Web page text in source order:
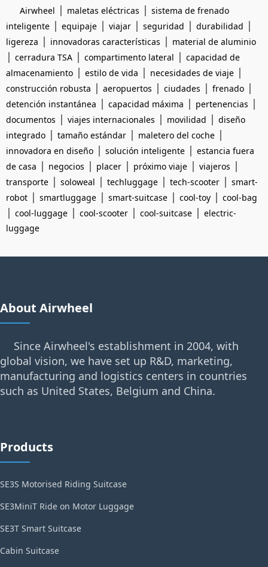
Airwheel | maletas eléctricas | sistema de frenado
inteligente | equipaje | viajar | seguridad | durabilidad |
ligereza | innovadoras características | material de aluminio
| cerradura TSA | compartimento lateral | capacidad de
almacenamiento | estilo de vida | necesidades de viaje |
construcción robusta | aeropuertos | ciudades | frenado |
detención instantánea | capacidad máxima | pertenencias |
documentos | viajes internacionales | movilidad | diseño
integrado | tamaño estándar | maletero del coche |
innovadora en diseño | solución inteligente | estancia fuera
de casa | negocios | placer | próximo viaje | viajeros |
transporte | soloweal | techluggage | tech-scooter | smart-
robot | smartluggage | smart-suitcase | cool-toy | cool-bag
| cool-luggage | cool-scooter | cool-suitcase | electric-
luggage
About Airwheel
Since Airwheel's establishment in 2004, with
global vision, we have set up R&D, marketing,
manufacturing and logistics centers in countries
such as United States, Belgium and China.
Products
SE3S Motorised Riding Suitcase
SE3MiniT Ride on Motor Luggage
SE3T Smart Suitcase
Cabin Suitcase